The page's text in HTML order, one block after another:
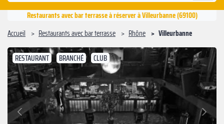
Restaurants avec bar terrasse à réserver à Villeurbanne (69100)
Accueil
Restaurants avec bar terrasse Rhône Villeurbanne
RESTAURANT BRANCHÉ CLUB
Précédent
Suivant